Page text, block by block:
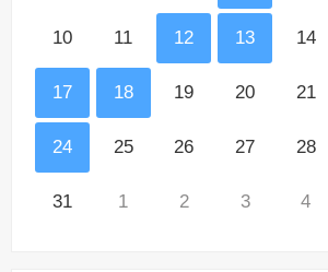
10 11 12 13 14
17 18 19 20 21
24 25 26 27 28
31 1 2 3 4